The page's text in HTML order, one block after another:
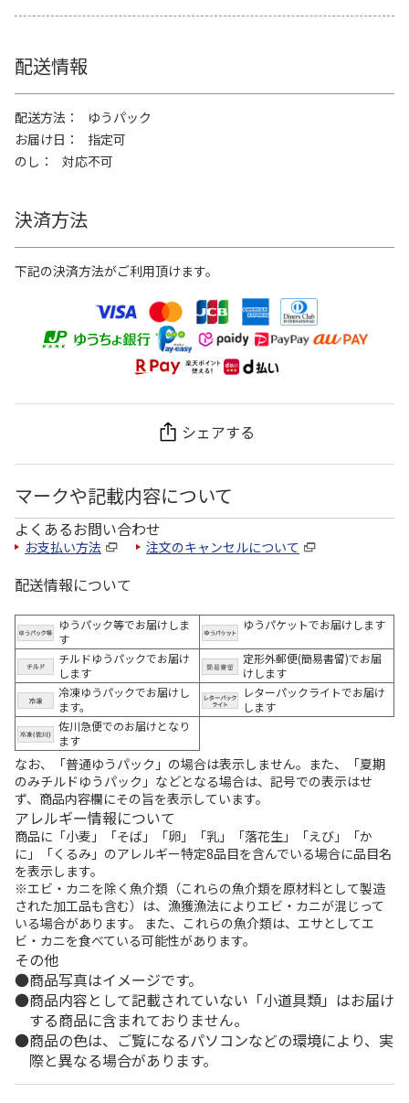
配送情報
配送方法
ゆうパック
お届け日
指定可
のし
対応不可
決済方法
下記の決済方法がご利用頂けます。
シェアする
マークや記載内容について
よくあるお問い合わせ
お支払い方法 注文のキャンセルについて
配送情報について
ゆうパック等でお届けしま
す
ゆうパケットでお届けします
チルドゆうパックでお届け
します
定形外郵便(簡易書留)でお届
けします
冷凍ゆうパックでお届けし
ます。
レターパックライトでお届け
します
佐川急便でのお届けとなり
ます
なお、「普通ゆうパック」の場合は表示しません。また、「夏期
のみチルドゆうパック」などとなる場合は、記号での表示はせ
ず、商品内容欄にその旨を表示しています。
アレルギー情報について
商品に「小麦」「そば」「卵」「乳」「落花生」「えび」「か
に」「くるみ」のアレルギー特定8品目を含んでいる場合に品目名
を表示します。
※エビ・カニを除く魚介類（これらの魚介類を原材料として製造
された加工品も含む）は、漁獲漁法によりエビ・カニが混じって
いる場合があります。 また、これらの魚介類は、エサとしてエ
ビ・カニを食べている可能性があります。
その他
商品写真はイメージです。
商品内容として記載されていない「小道具類」はお届け
する商品に含まれておりません。
商品の色は、ご覧になるパソコンなどの環境により、実
際と異なる場合があります。